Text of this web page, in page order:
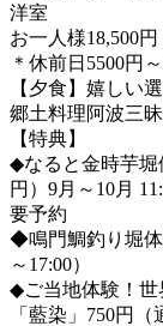
洋室
お一人様18,500
＊休前日5500円
【夕食】嬉しい
郷土料理阿波三
【特典】
◆なると金時芋堀
円）9月～10月
要予約
◆鳴門鯛釣り堀体
～17:00）
◆ご当地体験！世
「藍染」750円（